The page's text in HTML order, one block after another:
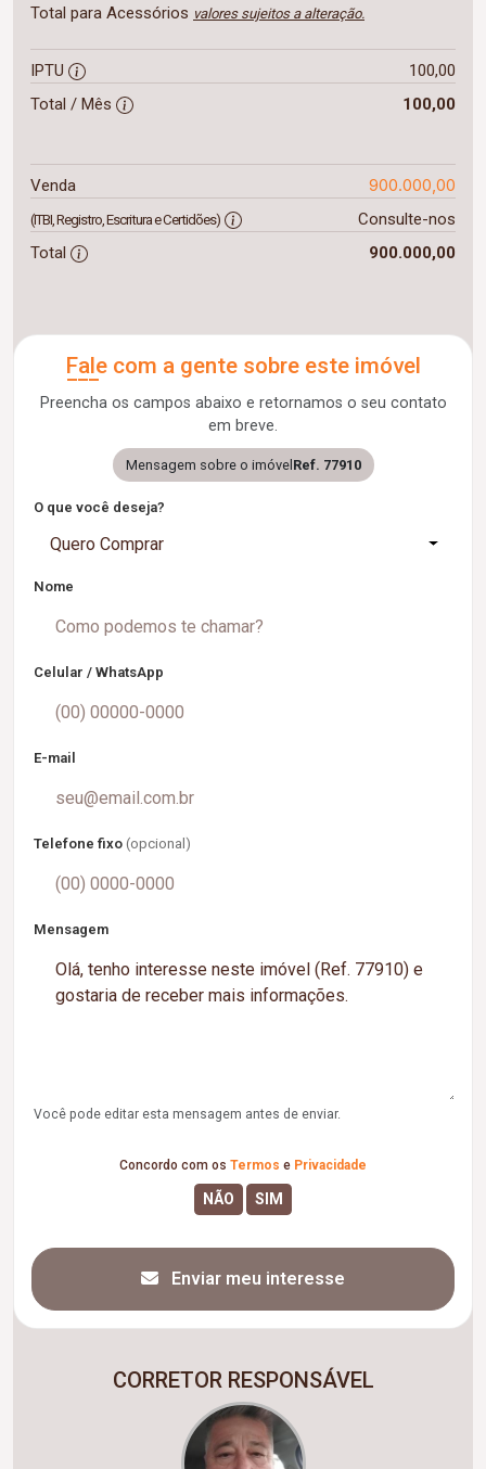
Total para Acessórios valores sujeitos a alteração.
IPTU
100,00
Total / Mês
100,00
Venda 900.000,00
(ITBI, Registro, Escritura e Certidões)
Consulte-nos
Total
900.000,00
Fale com a gente sobre este imóvel
Preencha os campos abaixo e retornamos o seu contato
em breve.
Mensagem sobre o imóvelRef. 77910
O que você deseja?
Quero Comprar
Nome
Celular / WhatsApp
E-mail
Telefone fixo (opcional)
Mensagem
Você pode editar esta mensagem antes de enviar.
Concordo com os Termos e Privacidade
Enviar meu interesse
CORRETOR RESPONSÁVEL